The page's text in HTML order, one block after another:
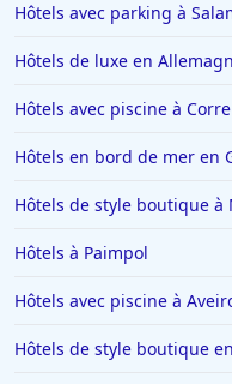
Hôtels avec parking à
Hôtels de luxe en
Hôtels avec piscine à
Hôtels en bord de mer en
Hôtels de style boutique à
Hôtels à Paimpol
Hôtels avec piscine à
Hôtels de style boutique